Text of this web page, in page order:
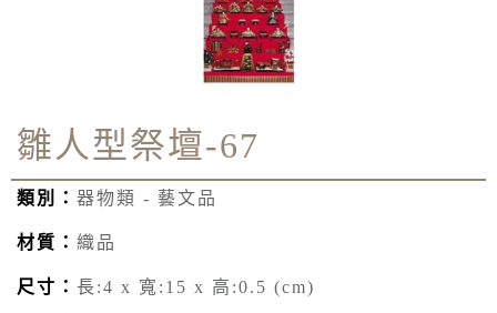
雛人型祭壇-67
類別： 器物類 - 藝文品
材質： 織品
尺寸： 長:4 x 寬:15 x 高:0.5 (cm)